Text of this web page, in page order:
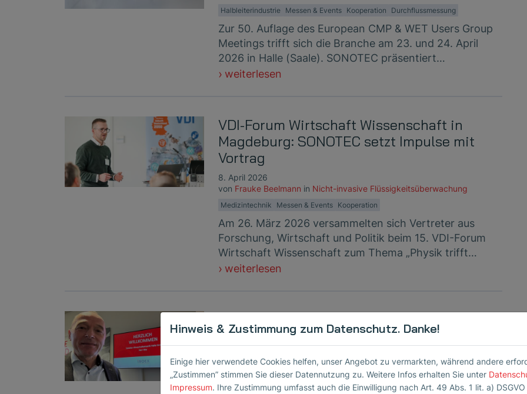
Halbleiterindustrie Messen & Events Kooperation Durchflussmessung
Zur 50. Auflage des European CMP & WET Users Group
Meetings trifft sich die Branche am 23. und 24. April
2026 in Halle (Saale). SONOTEC präsentiert…
weiterlesen
VDI-Forum Wirtschaft Wissenschaft in
Magdeburg: SONOTEC setzt Impulse mit
Vortrag
8. April 2026
von Frauke Beelmann in Nicht-invasive Flüssigkeitsüberwachung
Medizintechnik Messen & Events Kooperation
Am 26. März 2026 versammelten sich Vertreter aus
Forschung, Wirtschaft und Politik beim 15. VDI-Forum
Wirtschaft Wissenschaft zum Thema „Physik trifft…
weiterlesen
Jahresende 2024
inUltraschallwandler
Messen & Events Kooperation Partner Schienenprüfung
Hinweis & Zustimmung zum Datenschutz. Danke!
Einige hier verwendete Cookies helfen, unser Angebot zu vermarkten, während andere
„Zustimmen” stimmen Sie dieser Datennutzung zu. Weitere Infos erhalten Sie unter
Impressum. Ihre Zustimmung umfasst auch die Einwilligung nach Art. 49 Abs. 1 lit. a)